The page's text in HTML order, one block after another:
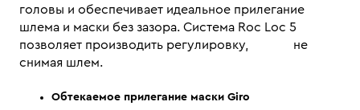
головы и обеспечивает идеальное прилегание
шлема и маски без зазора. Система Roc Loc 5
позволяет производить регулировку, не
снимая шлем.
Обтекаемое прилегание маски Giro